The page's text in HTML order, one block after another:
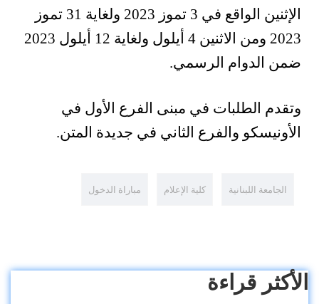
الإثنين الواقع في 3 تموز 2023 ولغاية 31 تموز
2023 ومن الاثنين 4 أيلول ولغاية 12 أيلول 2023
ضمن الدوام الرسمي.
وتقدم الطلبات في مبنى الفرع الأول في
الأونيسكو والفرع الثاني في جديدة المتن.
الجامعة اللبنانية كلية الإعلام مباراة الدخول
الأكثر قراءة